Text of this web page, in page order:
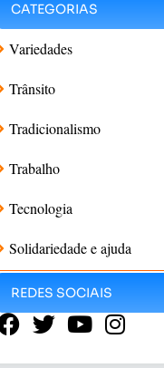
CATEGORIAS
Variedades
Trânsito
Tradicionalismo
Trabalho
Tecnologia
Solidariedade e ajuda
REDES SOCIAIS